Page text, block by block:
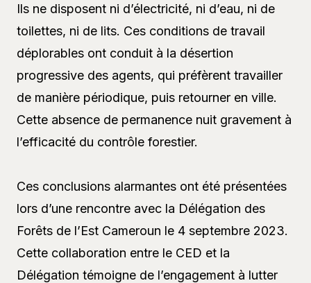
Ils ne disposent ni d’électricité, ni d’eau, ni de
toilettes, ni de lits. Ces conditions de travail
déplorables ont conduit à la désertion
progressive des agents, qui préfèrent travailler
de manière périodique, puis retourner en ville.
Cette absence de permanence nuit gravement à
l’efficacité du contrôle forestier.
Ces conclusions alarmantes ont été présentées
lors d’une rencontre avec la Délégation des
Forêts de l’Est Cameroun le 4 septembre 2023.
Cette collaboration entre le CED et la
Délégation témoigne de l’engagement à lutter